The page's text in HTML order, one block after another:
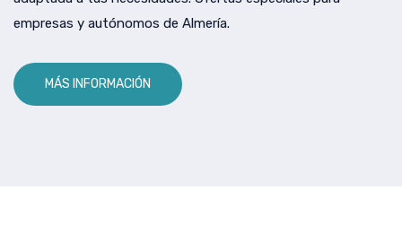
empresas y autónomos de Almería.
MÁS INFORMACIÓN